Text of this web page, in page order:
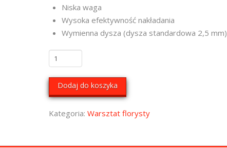
Niska waga
Wysoka efektywność nakładania
Wymienna dysza (dysza standardowa 2,5 mm)
ilość
Pistolet
do
klejenia
gorąco
Dodaj do koszyka
Kategoria:Warsztat florysty